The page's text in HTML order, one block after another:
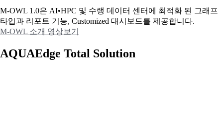
M-OWL 1.0은 AI•HPC 및 수랭 데이터 센터에 최적화 된 그래프
타입과 리포트 기능, Customized 대시보드를 제공합니다.
M-OWL 소개 영상보기
AQUAEdge Total Solution